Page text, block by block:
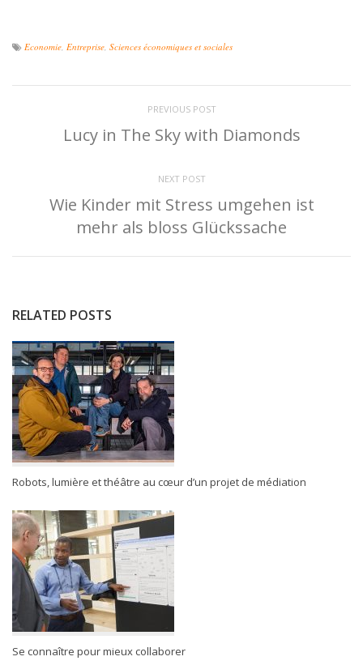
Economie Entreprise Sciences économiques et sociales
PREVIOUS POST
Lucy in The Sky with Diamonds
NEXT POST
Wie Kinder mit Stress umgehen ist
mehr als bloss Glückssache
RELATED POSTS
Robots, lumière et théâtre au cœur d’un projet de médiation
Se connaître pour mieux collaborer